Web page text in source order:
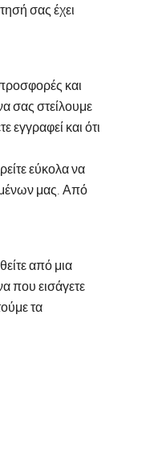
σας έχει
και
σας στείλουμε
εγγραφεί και ότι
εύκολα να
μας. Από
από μια
που εισάγετε
τα